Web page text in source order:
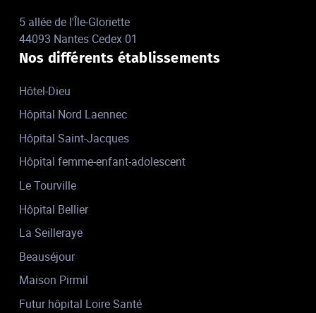
5 allée de l'Île-Gloriette
44093 Nantes Cedex 01
Nos différents établissements
Hôtel-Dieu
Hôpital Nord Laennec
Hôpital Saint-Jacques
Hôpital femme-enfant-adolescent
Le Tourville
Hôpital Bellier
La Seilleraye
Beauséjour
Maison Pirmil
Futur hôpital Loire Santé